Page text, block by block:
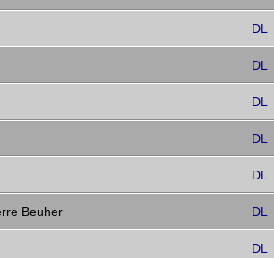
DL
DL
DL
DL
DL
Beuher DL
DL